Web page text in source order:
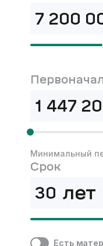
Минимальный
Срок
лет
Есть